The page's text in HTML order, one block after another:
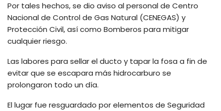
Por tales hechos, se dio aviso al personal de Centro
Nacional de Control de Gas Natural (CENEGAS) y
Protección Civil, así como Bomberos para mitigar
cualquier riesgo.
Las labores para sellar el ducto y tapar la fosa a fin de
evitar que se escapara más hidrocarburo se
prolongaron todo un día.
El lugar fue resguardado por elementos de Seguridad